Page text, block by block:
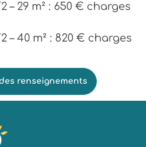
– 29 m² : 650 € charges
– 40 m² : 820 € charges
renseignements